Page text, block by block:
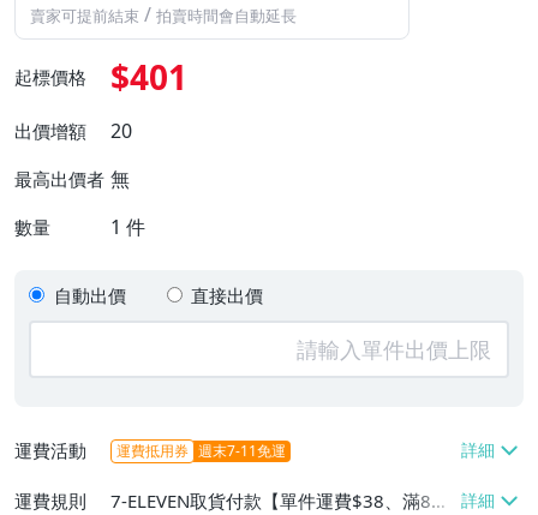
賣家可提前結束 / 拍賣時間會自動延長
起標價格 $401
出價增額 20
最高出價者 無
數量 1 件
自動出價 直接出價
運費活動 運費抵用券 週末7-11免運
運費規則
7-ELEVEN取貨付款【單件運費$38、滿8件